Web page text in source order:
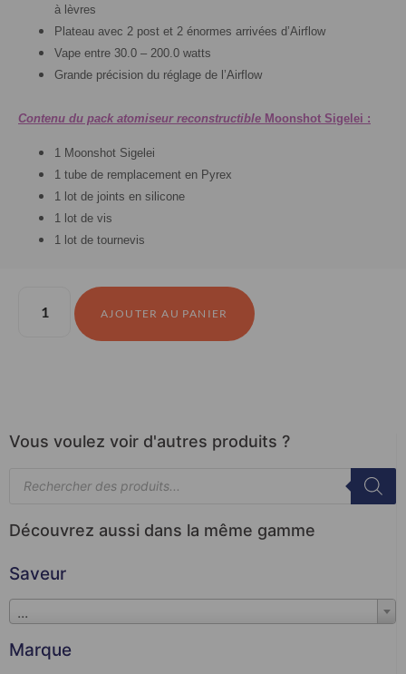
à lèvres
Plateau avec 2 post et 2 énormes arrivées d’Airflow
Vape entre 30.0 – 200.0 watts
Grande précision du réglage de l’Airflow
Contenu du pack atomiseur reconstructible Moonshot Sigelei :
1 Moonshot Sigelei
1 tube de remplacement en Pyrex
1 lot de joints en silicone
1 lot de vis
1 lot de tournevis
AJOUTER AU PANIER
Vous voulez voir d'autres produits ?
Découvrez aussi dans la même gamme
Saveur
...
Marque